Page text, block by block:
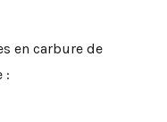
en carbure de
: